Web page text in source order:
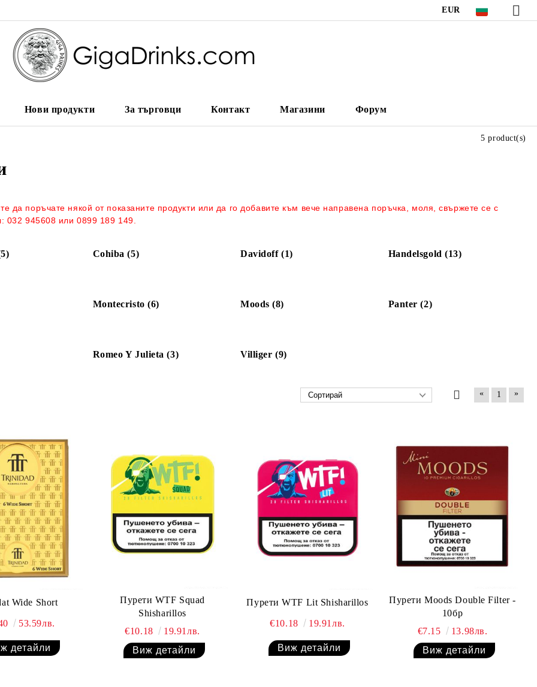
EUR
Нови продукти За търговци Контакт Магазини Форум
да поръчате някой от показаните продукти или да го добавите към вече направена поръчка, моля, свържете се с
032 945608 или 0899 189 149.
Cohiba (5) Davidoff (1) Handelsgold (13)
Montecristo (6) Moods (8) Panter (2)
Romeo Y Julieta (3) Villiger (9)
5 product(s)
« 1 »
Wide Short
53.59лв.
детайли
Пурети WTF Squad
Shisharillos
€10.18
19.91лв.
Виж детайли
Пурети WTF Lit Shisharillos
€10.18 19.91лв.
Виж детайли
Пурети Moods Double Filter -
10бр
€7.15
13.98лв.
Виж детайли